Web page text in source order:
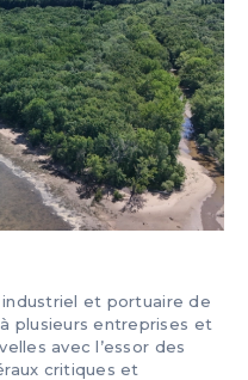
et portuaire de
plusieurs entreprises et
avec l’essor des
critiques et